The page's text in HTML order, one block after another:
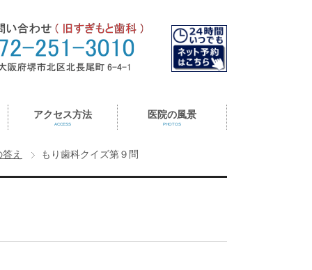
アクセス方法
ACCESS
医院の風景
PHOTOS
え もり歯科クイズ第９問